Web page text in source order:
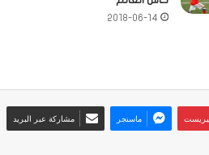
2018-06-14
ماسنجر مشاركة عبر البريد